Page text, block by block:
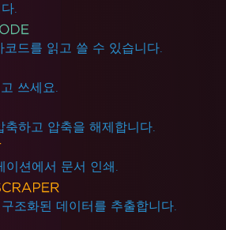
.
드를 읽고 쓸 수 있습니다.
쓰세요.
축하고 압축을 해제합니다.
이션에서 문서 인쇄.
조화된 데이터를 추출합니다.